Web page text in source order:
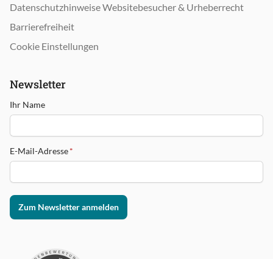
Datenschutzhinweise Websitebesucher & Urheberrecht
Barrierefreiheit
Cookie Einstellungen
Newsletter
Ihr Name
E-Mail-Adresse*
Zum Newsletter anmelden